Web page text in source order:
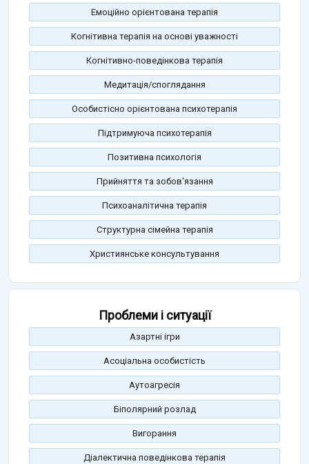
Емоційно орієнтована терапія
Когнітивна терапія на основі уважності
Когнітивно-поведінкова терапія
Медитація/споглядання
Особистісно орієнтована психотерапія
Підтримуюча психотерапія
Позитивна психологія
Прийняття та зобов'язання
Психоаналітична терапія
Структурна сімейна терапія
Християнське консультування
Проблеми і ситуації
Азартні ігри
Асоціальна особистість
Аутоагресія
Біполярний розлад
Вигорання
Діалектична поведінкова терапія